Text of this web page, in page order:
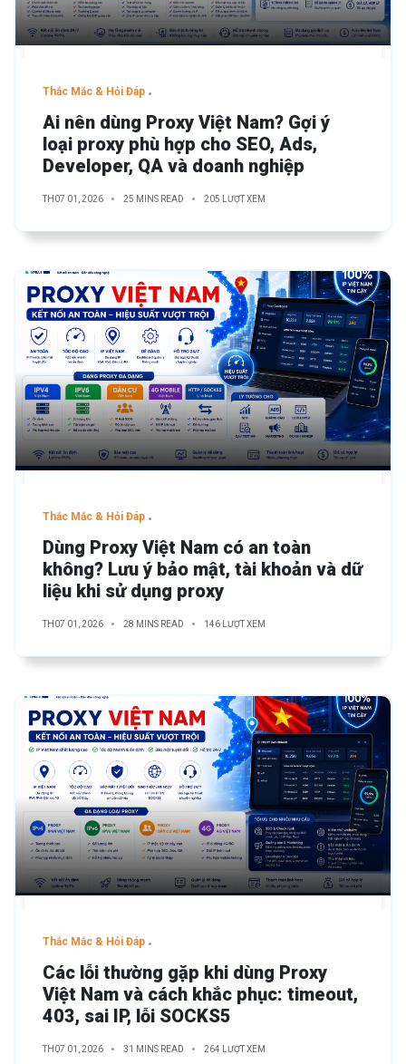
Thắc Mắc & Hỏi Đáp
Ai nên dùng Proxy Việt Nam? Gợi ý
loại proxy phù hợp cho SEO, Ads,
Developer, QA và doanh nghiệp
TH07 01, 2026 25 MINS READ 205 LƯỢT XEM
Thắc Mắc & Hỏi Đáp
Dùng Proxy Việt Nam có an toàn
không? Lưu ý bảo mật, tài khoản và dữ
liệu khi sử dụng proxy
TH07 01, 2026 28 MINS READ 146 LƯỢT XEM
Thắc Mắc & Hỏi Đáp
Các lỗi thường gặp khi dùng Proxy
Việt Nam và cách khắc phục: timeout,
403, sai IP, lỗi SOCKS5
TH07 01, 2026 31 MINS READ 264 LƯỢT XEM